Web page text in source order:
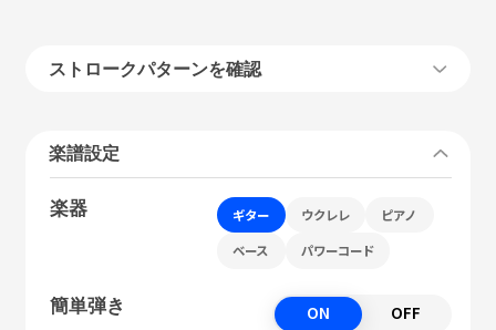
ストロークパターンを確認
楽譜設定
楽器 ギター ウクレレ ピアノ
ベース パワーコード
簡単弾き ON OFF